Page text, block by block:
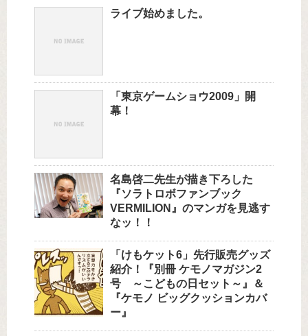
ライブ始めました。
「東京ゲームショウ2009」開
幕！
名島啓二先生が描き下ろした
『ソラトロボファンブック
VERMILION』のマンガを見逃す
なッ！！
「けもケット6」先行販売グッズ
紹介！『別冊 ケモノマガジン2
号 ～こどもの日セット～』＆
『ケモノ ビッグクッションカバ
ー』